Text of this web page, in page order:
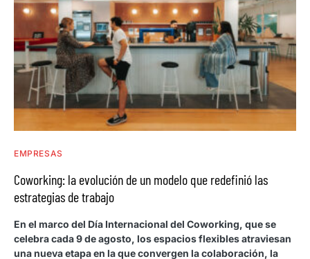
EMPRESAS
Coworking: la evolución de un modelo que redefinió las
estrategias de trabajo
En el marco del Día Internacional del Coworking, que se
celebra cada 9 de agosto, los espacios flexibles atraviesan
una nueva etapa en la que convergen la colaboración, la